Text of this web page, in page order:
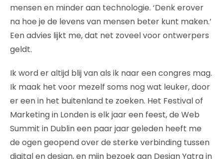
mensen en minder aan technologie. ‘Denk erover
na hoe je de levens van mensen beter kunt maken.’
Een advies lijkt me, dat net zoveel voor ontwerpers
geldt.
Ik word er altijd blij van als ik naar een congres mag.
Ik maak het voor mezelf soms nog wat leuker, door
er een in het buitenland te zoeken. Het Festival of
Marketing in Londen is elk jaar een feest, de Web
Summit in Dublin een paar jaar geleden heeft me
de ogen geopend over de sterke verbinding tussen
digital en design, en mijn bezoek aan Design Yatra in